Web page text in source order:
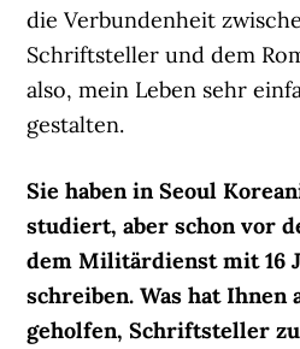
die Verbundenheit
Schriftsteller und dem
also, mein Leben sehr
gestalten.
Sie haben in Seoul
studiert, aber schon vor
dem Militärdienst mit 16
schreiben. Was hat Ihnen
geholfen, Schriftsteller